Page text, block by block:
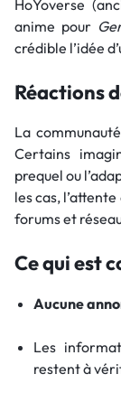
HoYoverse
anime pour
crédible l’idée
Réactions
La
Certains
prequel ou
les cas,
forums et
Ce qui est
Aucune
Les
restent à